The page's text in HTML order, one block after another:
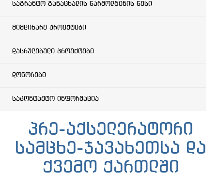
საგრანტო განაცხადის წარმოდგენის წესი
მიმდინარე პროექტები
დასრულებული პროექტები
დონორები
საკონტაქტო ინფორმაცია
პრე-აქსელერატორი
სამცხე-ჯავახეთსა და
ქვემო ქართლში